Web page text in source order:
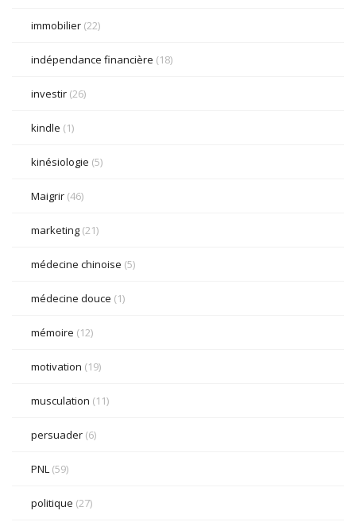
immobilier (22)
indépendance financière (18)
investir (26)
kindle (1)
kinésiologie (5)
Maigrir (46)
marketing (21)
médecine chinoise (5)
médecine douce (1)
mémoire (12)
motivation (19)
musculation (11)
persuader (6)
PNL (59)
politique (27)